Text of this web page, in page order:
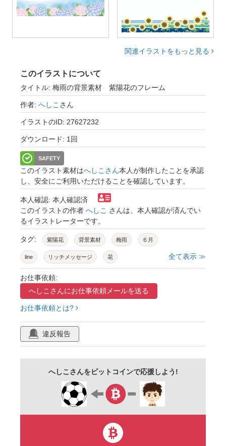
関連イラストをもっと見る
このイラストについて
タイトル: 梅雨の背景素材 紫陽花のフレーム
作者: へしこ さん
イラストのID: 27627232
ダウンロード: 1回
SAFETY
このイラスト素材はへしこさん本人が制作したことを承認
し、安全にご利用いただけることを確認しています。
本人確認: 本人確認済
このイラストの作者 へしこ さんは、本人確認が済んでい
るイラストレーターです。
タグ: 紫陽花 背景素材 梅雨 ６月
line リッチメッセージ 花
コピースペース
メモ帳 涼しげ 青 バナー
フレーム 紫
全て表示 ≫
お仕事依頼:
へしこさんにお仕事依頼メールを送る
お仕事依頼とは?
違反報告
へしこさんをビットコインで応援しよう!